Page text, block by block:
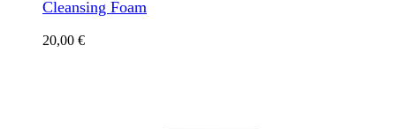
Cleansing Foam
20,00 €